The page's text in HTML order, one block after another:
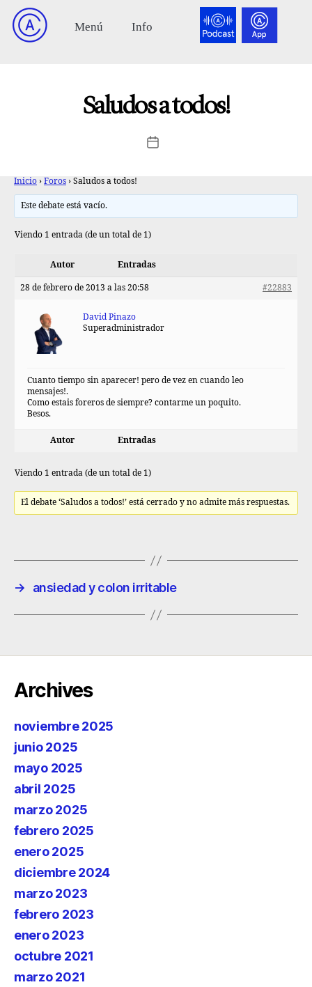
Saludos a todos!
Inicio › Foros › Saludos a todos!
Este debate está vacío.
Viendo 1 entrada (de un total de 1)
Autor Entradas
28 de febrero de 2013 a las 20:58 #22883
David Pinazo
Superadministrador
Cuanto tiempo sin aparecer! pero de vez en cuando leo
mensajes!.
Como estais foreros de siempre? contarme un poquito.
Besos.
Autor Entradas
Viendo 1 entrada (de un total de 1)
El debate ‘Saludos a todos!’ está cerrado y no admite más respuestas.
→ ansiedad y colon irritable
Archives
noviembre 2025
junio 2025
mayo 2025
abril 2025
marzo 2025
febrero 2025
enero 2025
diciembre 2024
marzo 2023
febrero 2023
enero 2023
octubre 2021
marzo 2021